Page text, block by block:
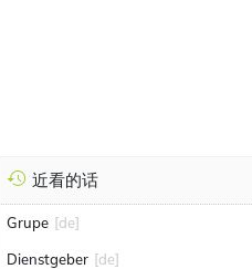
近看的话
Grupe [de]
Dienstgeber [de]